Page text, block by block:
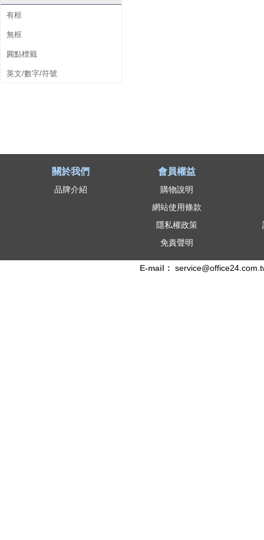
有框
無框
圓點標籤
英文/數字/符號
關於我們
品牌介紹
會員權益
購物說明
網站使用條款
隱私權政策
免責聲明
E-mail：